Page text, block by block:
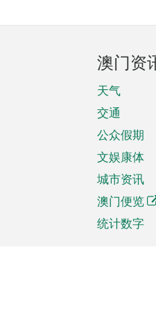
澳门资
天气
交通
公众假期
文娱康体
城市资讯
澳门便览
统计数字